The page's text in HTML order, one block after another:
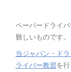
ペーパードライ
難しいものです。
当ジャパン・ド
ライバー教習を